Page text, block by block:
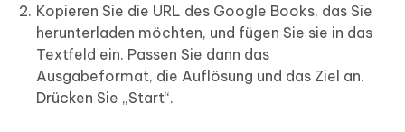
Kopieren Sie die URL des Google Books, das Sie
herunterladen möchten, und fügen Sie sie in das
Textfeld ein. Passen Sie dann das
Ausgabeformat, die Auflösung und das Ziel an.
Drücken Sie „Start“.